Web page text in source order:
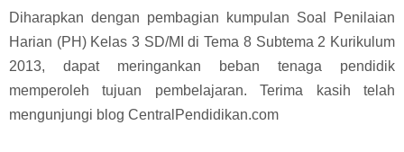
Diharapkan dengan pembagian kumpulan Soal Penilaian
Harian (PH) Kelas 3 SD/MI di Tema 8 Subtema 2 Kurikulum
2013, dapat meringankan beban tenaga pendidik
memperoleh tujuan pembelajaran. Terima kasih telah
mengunjungi blog CentralPendidikan.com